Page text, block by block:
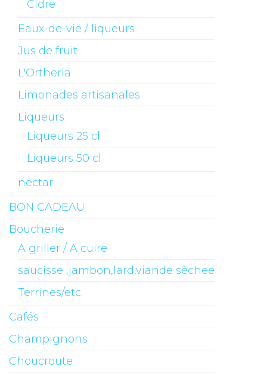
Cidre
Eaux-de-vie / liqueurs
Jus de fruit
L'Ortheria
Limonades artisanales
Liqueurs
Liqueurs 25 cl
Liqueurs 50 cl
nectar
BON CADEAU
Boucherie
A griller / A cuire
saucisse ,jambon,lard,viande sèchee
Terrines/etc.
Cafés
Champignons
Choucroute